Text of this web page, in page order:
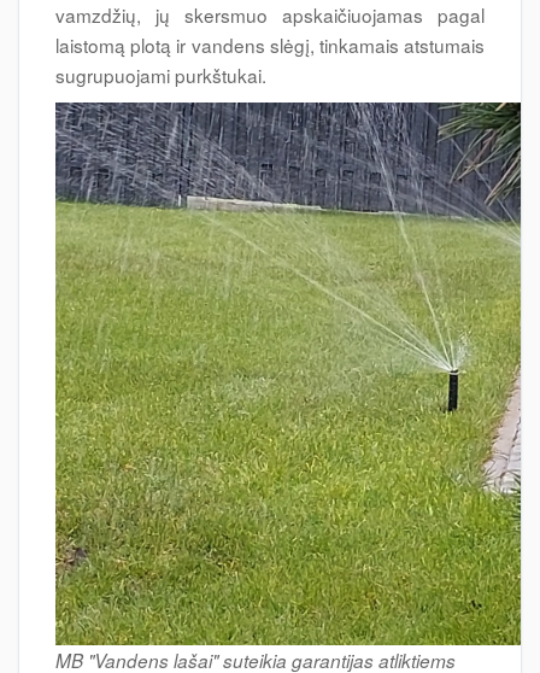
vamzdžių, jų skersmuo apskaičiuojamas pagal
laistomą plotą ir vandens slėgį, tinkamais atstumais
sugrupuojami purkštukai.
MB "Vandens lašai" suteikia garantijas atliktiems